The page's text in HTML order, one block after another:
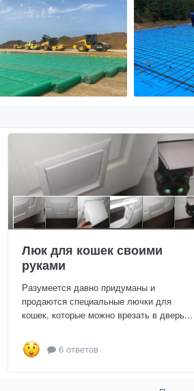
Люк для кошек своими
руками
Разумеется давно придуманы и
продаются специальные лючки для
кошек, которые можно врезать в дверь...
6 ответов